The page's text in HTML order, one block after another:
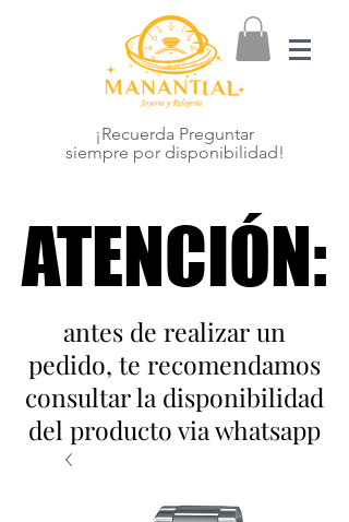
¡Recuerda Preguntar
siempre por disponibilidad!
ATENCIÓN:
ATENCIÓN:
antes de realizar un
pedido, te recomendamos
consultar la disponibilidad
del producto via whatsapp